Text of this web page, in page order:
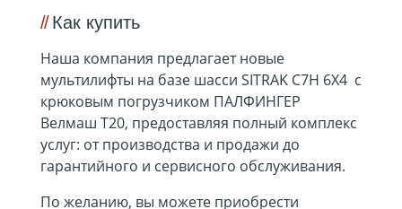
Как купить
Наша компания предлагает новые
мультилифты на базе шасси SITRAK C7H 6Х4 с
крюковым погрузчиком ПАЛФИНГЕР
Велмаш T20, предоставляя полный комплекс
услуг: от производства и продажи до
гарантийного и сервисного обслуживания.
По желанию, вы можете приобрести